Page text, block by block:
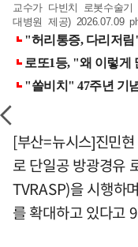
교수가 다빈치 로봇수술
대병원 제공) 2026.07.09
[부산=뉴시스]진민
로 단일공 방광경유
TVRASP)을 시행하
를 확대하고 있다고